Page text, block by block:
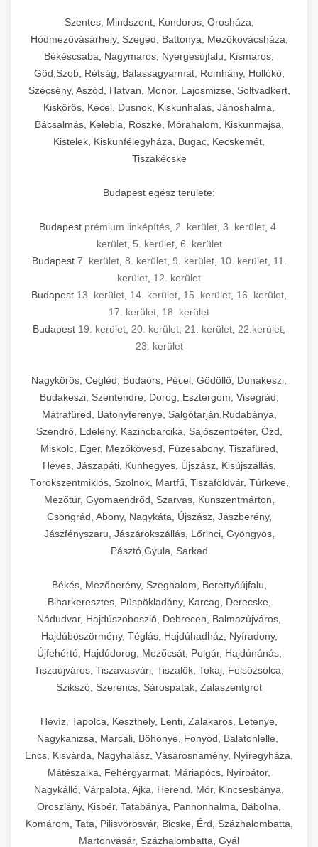
Szentes, Mindszent, Kondoros, Orosháza,
Hódmezővásárhely, Szeged, Battonya, Mezőkovácsháza,
Békéscsaba, Nagymaros, Nyergesújfalu, Kismaros,
Göd,Szob, Rétság, Balassagyarmat, Romhány, Hollókő,
Szécsény, Aszód, Hatvan, Monor, Lajosmizse, Soltvadkert,
Kiskőrös, Kecel, Dusnok, Kiskunhalas, Jánoshalma,
Bácsalmás, Kelebia, Röszke, Mórahalom, Kiskunmajsa,
Kistelek, Kiskunfélegyháza, Bugac, Kecskemét,
Tiszakécske
Budapest egész területe:
Budapest prémium linképítés 2. kerület 3. kerület 4.
kerület, 5. kerület, 6. kerület
Budapest 7. kerület, 8. kerület, 9. kerület, 10. kerület, 11.
kerület 12. kerület
Budapest 13. kerület 14. kerület 15. kerület 16. kerület
17. kerület 18. kerület
Budapest 19. kerület 20. kerület 21. kerület 22.kerület
23. kerület
Nagykörös, Cegléd, Budaörs, Pécel, Gödöllő, Dunakeszi,
Budakeszi, Szentendre, Dorog, Esztergom, Visegrád,
Mátrafüred, Bátonyterenye, Salgótarján,Rudabánya,
Szendrő, Edelény, Kazincbarcika, Sajószentpéter, Ózd,
Miskolc, Eger, Mezőkövesd, Füzesabony, Tiszafüred,
Heves, Jászapáti, Kunhegyes, Újszász, Kisújszállás,
Törökszentmiklós, Szolnok, Martfű, Tiszaföldvár, Túrkeve,
Mezőtúr, Gyomaendrőd, Szarvas, Kunszentmárton,
Csongrád, Abony, Nagykáta, Újszász, Jászberény,
Jászfényszaru, Jászárokszállás, Lőrinci, Gyöngyös,
Pásztó,Gyula, Sarkad
Békés, Mezőberény, Szeghalom, Berettyóújfalu,
Biharkeresztes, Püspökladány, Karcag, Derecske,
Nádudvar, Hajdúszoboszló, Debrecen, Balmazújváros,
Hajdúböszörmény, Téglás, Hajdúhadház, Nyíradony,
Újfehértó, Hajdúdorog, Mezőcsát, Polgár, Hajdúnánás,
Tiszaújváros, Tiszavasvári, Tiszalök, Tokaj, Felsőzsolca,
Szikszó, Szerencs, Sárospatak, Zalaszentgrót
Hévíz, Tapolca, Keszthely, Lenti, Zalakaros, Letenye,
Nagykanizsa, Marcali, Böhönye, Fonyód, Balatonlelle,
Encs, Kisvárda, Nagyhalász, Vásárosnamény, Nyíregyháza,
Mátészalka, Fehérgyarmat, Máriapócs, Nyírbátor,
Nagykálló, Várpalota, Ajka, Herend, Mór, Kincsesbánya,
Oroszlány, Kisbér, Tatabánya, Pannonhalma, Bábolna,
Komárom, Tata, Pilisvörösvár, Bicske, Érd, Százhalombatta,
Martonvásár, Százhalombatta, Gyál